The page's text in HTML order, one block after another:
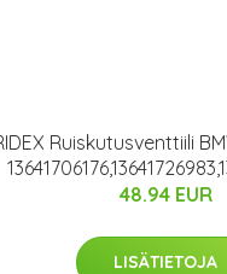
Ruiskutusventtiili
48.94 EUR
LISÄTIETOJA